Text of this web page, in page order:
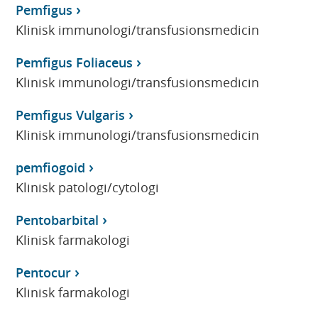
Pemfigus
Klinisk immunologi/transfusionsmedicin
Pemfigus Foliaceus
Klinisk immunologi/transfusionsmedicin
Pemfigus Vulgaris
Klinisk immunologi/transfusionsmedicin
pemfiogoid
Klinisk patologi/cytologi
Pentobarbital
Klinisk farmakologi
Pentocur
Klinisk farmakologi